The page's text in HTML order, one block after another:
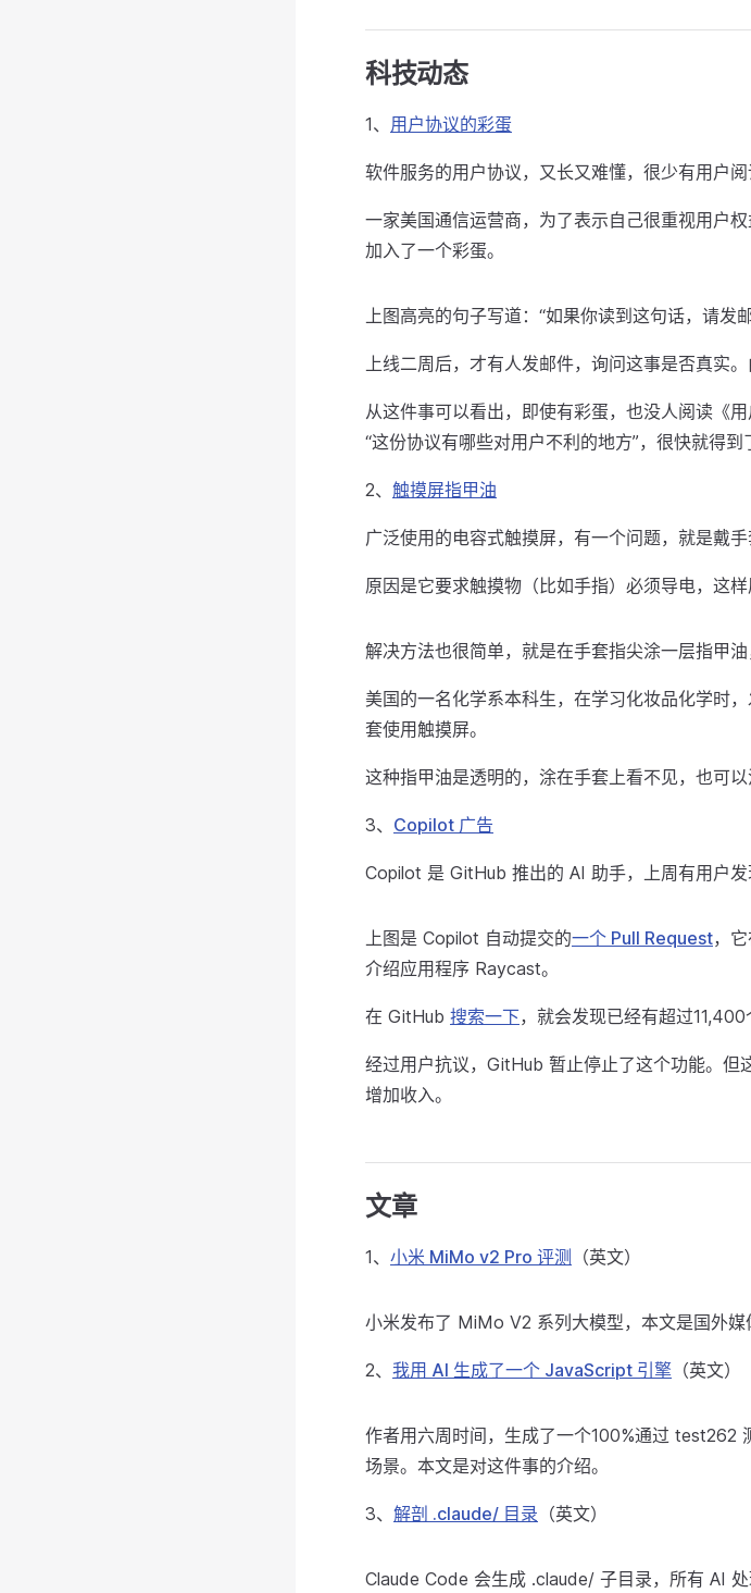
科技动态
1、 用户协议的彩蛋
软件服务的用户协议，又长又难懂，很少有用户阅
一家美国通信运营商，为了表示自己很重视用户
加入了一个彩蛋。
上图高亮的句子写道：“如果你读到这句话，请发
上线二周后，才有人发邮件，询问这事是否真实
从这件事可以看出，即使有彩蛋，也没人阅读《
“这份协议有哪些对用户不利的地方”，很快就得到
2、 触摸屏指甲油
广泛使用的电容式触摸屏，有一个问题，就是戴手
原因是它要求触摸物（比如手指）必须导电，这
解决方法也很简单，就是在手套指尖涂一层指甲
美国的一名化学系本科生，在学习化妆品化学时
套使用触摸屏。
这种指甲油是透明的，涂在手套上看不见，也可以
3、 Copilot 广告
Copilot 是 GitHub 推出的 AI 助手，上周有用户发
上图是 Copilot 自动提交的一个 Pull Request，
介绍应用程序 Raycast。
在 GitHub 搜索一下，就会发现已经有超过
经过用户抗议，GitHub 暂止停止了这个功能。
增加收入。
文章
1、 小米 MiMo v2 Pro 评测 （英文）
小米发布了 MiMo V2 系列大模型，本文是国外媒
2、 我用 AI 生成了一个 JavaScript 引擎 （英文）
作者用六周时间，生成了一个100%通过
场景。本文是对这件事的介绍。
3、 解剖 .claude/ 目录 （英文）
Claude Code 会生成 .claude/ 子目录，所有 AI